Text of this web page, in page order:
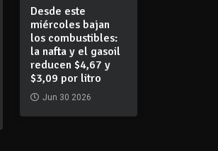
Desde este
miércoles bajan
los combustibles:
la nafta y el gasoil
reducen $4,67 y
$3,09 por litro
Jun 30 2026